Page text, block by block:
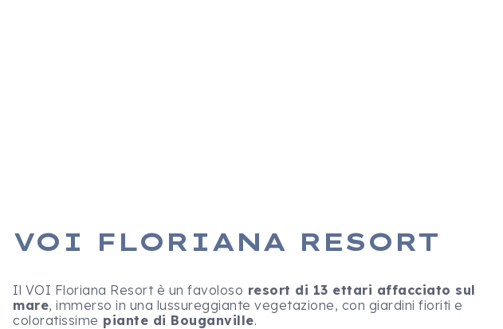
VOI FLORIANA RESORT
Il VOI Floriana Resort è un favoloso resort di 13 ettari affacciato sul
mare, immerso in una lussureggiante vegetazione, con giardini fioriti e
coloratissime piante di Bouganville.